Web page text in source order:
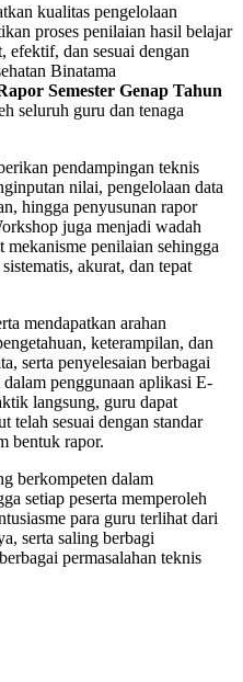
kualitas pengelolaan
proses penilaian hasil belajar
efektif, dan sesuai dengan
Binatama
Semester Genap Tahun
seluruh guru dan tenaga
pendampingan teknis
nilai, pengelolaan data
hingga penyusunan rapor
juga menjadi wadah
penilaian sehingga
akurat, dan tepat
mendapatkan arahan
keterampilan, dan
serta penyelesaian berbagai
penggunaan aplikasi E-
langsung, guru dapat
telah sesuai dengan standar
bentuk rapor.
berkompeten dalam
setiap peserta memperoleh
para guru terlihat dari
serta saling berbagi
permasalahan teknis